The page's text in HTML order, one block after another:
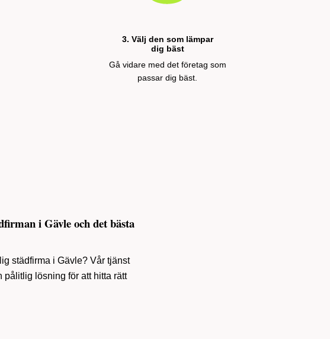
3. Välj den som lämpar
dig bäst
Gå vidare med det företag som
passar dig bäst.
i Gävle och det bästa
städfirma i Gävle? Vår tjänst
pålitlig lösning för att hitta rätt